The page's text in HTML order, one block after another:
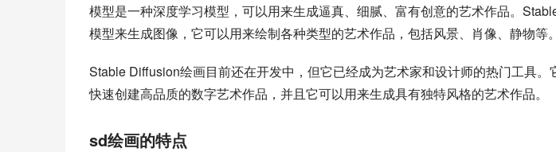
模型是一种深度学习模型，可以用来生成逼真、细腻、富有创意的艺术作品。
模型来生成图像，它可以用来绘制各种类型的艺术作品，包括风景、肖像、静物等。
Stable Diffusion绘画目前还在开发中，但它已经成为艺术家和设计师的热门工具。
快速创建高品质的数字艺术作品，并且它可以用来生成具有独特风格的艺术作品。
sd绘画的特点